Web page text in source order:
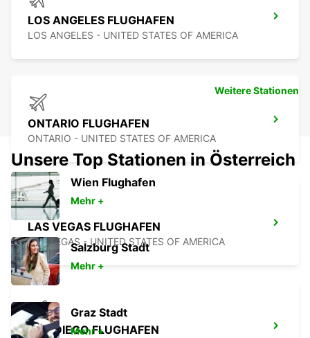
LOS ANGELES FLUGHAFEN
LOS ANGELES - UNITED STATES OF AMERICA
ONTARIO FLUGHAFEN
ONTARIO - UNITED STATES OF AMERICA
LAS VEGAS FLUGHAFEN
LAS VEGAS - UNITED STATES OF AMERICA
SAN DIEGO FLUGHAFEN
Weitere Stationen
Unsere Top Stationen in Österreich
Wien Flughafen
Mehr +
Salzburg Stadt
Mehr +
Graz Stadt
Mehr +